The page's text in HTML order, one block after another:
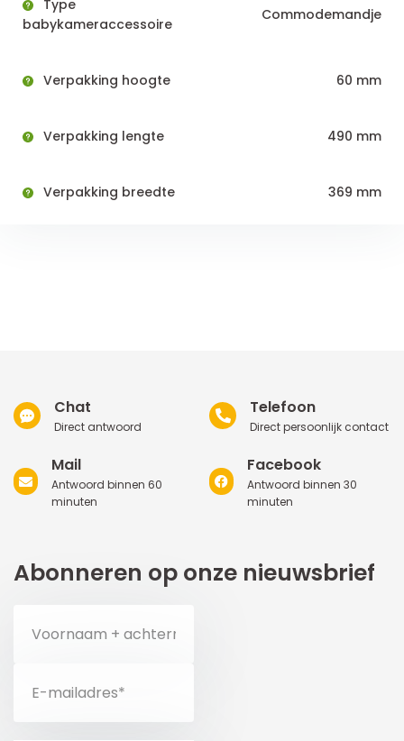
Type
babykameraccessoire
Commodemandje
Verpakking hoogte 60 mm
Verpakking lengte 490 mm
Verpakking breedte 369 mm
Chat
Direct antwoord
Telefoon
Direct persoonlijk contact
Mail
Antwoord binnen 60
minuten
Facebook
Antwoord binnen 30
minuten
Abonneren op onze nieuwsbrief